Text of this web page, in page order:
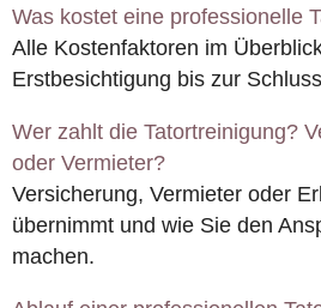
Was kostet eine professionelle
Alle Kostenfaktoren im
Erstbesichtigung bis zur
Wer zahlt die Tatortreinigung?
oder Vermieter?
Versicherung, Vermieter oder
übernimmt und wie Sie den
machen.